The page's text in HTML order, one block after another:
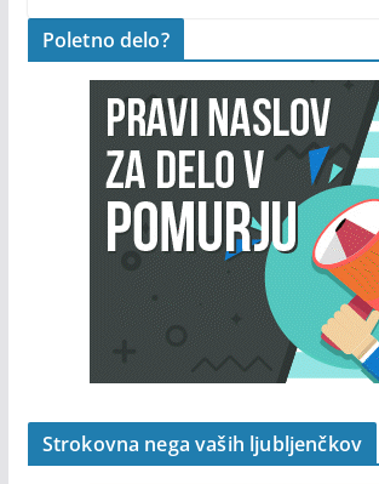
Poletno delo?
Strokovna nega vaših ljubljenčkov